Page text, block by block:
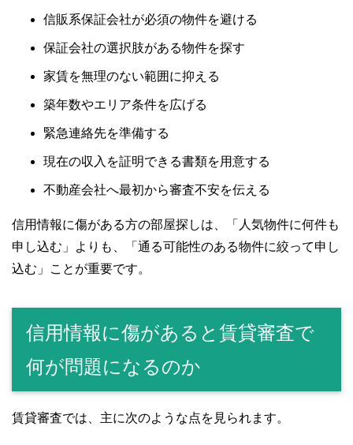
信販系保証会社が必須の物件を避ける
保証会社の選択肢がある物件を探す
家賃を無理のない範囲に抑える
築年数やエリア条件を広げる
緊急連絡先を準備する
現在の収入を証明できる書類を用意する
不動産会社へ最初から審査不安を伝える
信用情報に傷がある方の部屋探しは、「人気物件に何件も
申し込む」よりも、「通る可能性のある物件に絞って申し
込む」ことが重要です。
信用情報に傷があると賃貸審査で
何が問題になるのか
賃貸審査では、主に次のような点を見られます。